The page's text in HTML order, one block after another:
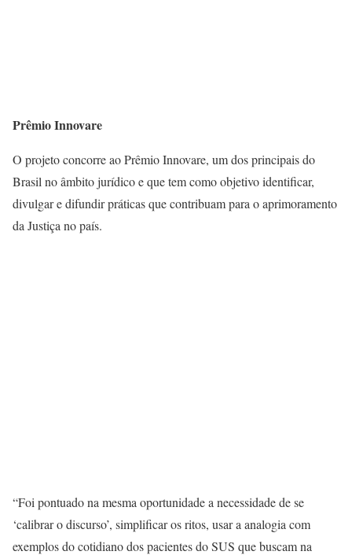
Prêmio Innovare
O projeto concorre ao Prêmio Innovare, um dos principais do
Brasil no âmbito jurídico e que tem como objetivo identificar,
divulgar e difundir práticas que contribuam para o aprimoramento
da Justiça no país.
“Foi pontuado na mesma oportunidade a necessidade de se
‘calibrar o discurso’, simplificar os ritos, usar a analogia com
exemplos do cotidiano dos pacientes do SUS que buscam na